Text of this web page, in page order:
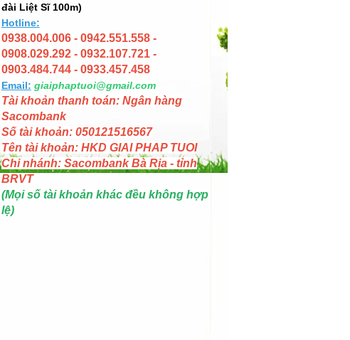
đài Liệt Sĩ 100m)
Hotline:
0938.004.006 - 0942.551.558 -
0908.029.292 - 0932.107.721 -
0903.484.744 - 0933.457.458
Email: giaiphaptuoi@gmail.com
Tài khoản thanh toán: Ngân hàng
Sacombank
Số tài khoản: 050121516567
Tên tài khoản: HKD GIAI PHAP TUOI
Chi nhánh: Sacombank Bà Rịa - tỉnh
BRVT
(Mọi số tài khoản khác đều không hợp
lệ)